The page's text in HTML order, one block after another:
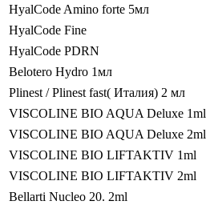
HyalCode Amino forte 5мл
HyalCode Fine
HyalCode PDRN
Belotero Hydro 1мл
Plinest / Plinest fast( Италия) 2 мл
VISCOLINE BIO AQUA Deluxe 1ml
VISCOLINE BIO AQUA Deluxe 2ml
VISCOLINE BIO LIFTAKTIV 1ml
VISCOLINE BIO LIFTAKTIV 2ml
Bellarti Nucleo 20. 2ml